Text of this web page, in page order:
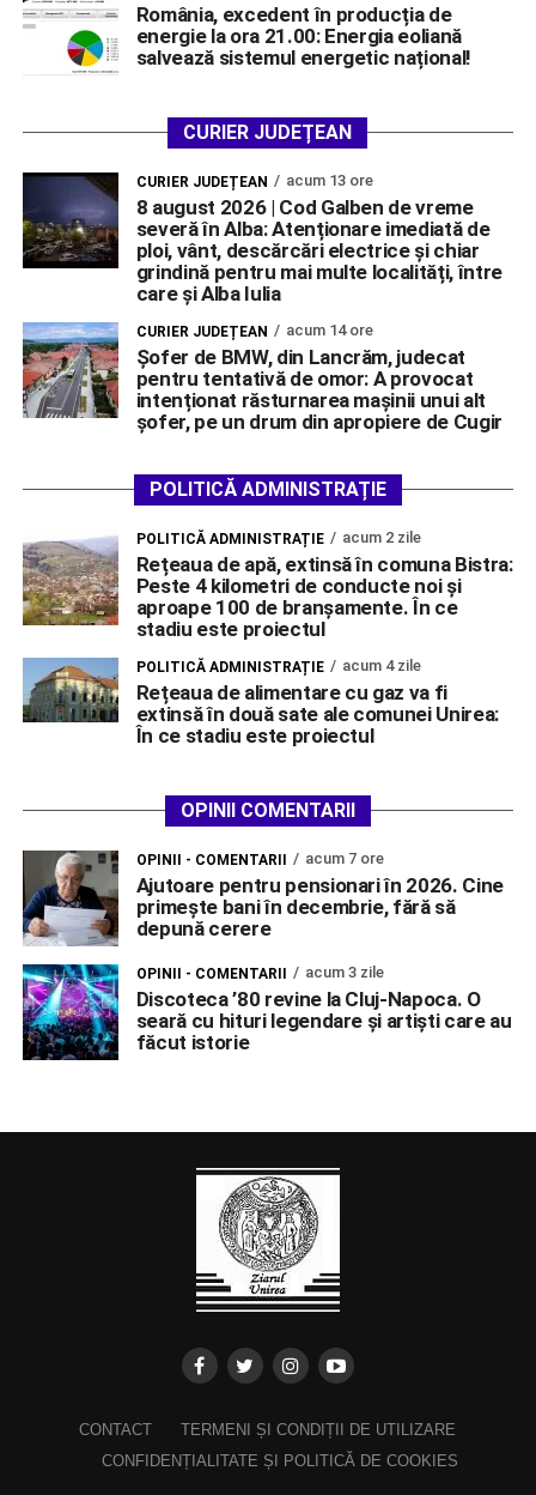
România, excedent în producția de
energie la ora 21.00: Energia eoliană
salvează sistemul energetic național!
CURIER JUDEȚEAN
CURIER JUDEȚEAN acum 13 ore
8 august 2026 | Cod Galben de vreme
severă în Alba: Atenționare imediată de
ploi, vânt, descărcări electrice și chiar
grindină pentru mai multe localități, între
care și Alba Iulia
CURIER JUDEȚEAN acum 14 ore
Șofer de BMW, din Lancrăm, judecat
pentru tentativă de omor: A provocat
intenționat răsturnarea mașinii unui alt
șofer, pe un drum din apropiere de Cugir
POLITICĂ ADMINISTRAȚIE
POLITICĂ ADMINISTRAȚIE acum 2 zile
Rețeaua de apă, extinsă în comuna Bistra:
Peste 4 kilometri de conducte noi și
aproape 100 de branșamente. În ce
stadiu este proiectul
POLITICĂ ADMINISTRAȚIE acum 4 zile
Rețeaua de alimentare cu gaz va fi
extinsă în două sate ale comunei Unirea:
În ce stadiu este proiectul
OPINII COMENTARII
OPINII - COMENTARII acum 7 ore
Ajutoare pentru pensionari în 2026. Cine
primește bani în decembrie, fără să
depună cerere
OPINII - COMENTARII acum 3 zile
Discoteca ’80 revine la Cluj-Napoca. O
seară cu hituri legendare și artiști care au
făcut istorie
CONTACT
TERMENI ȘI CONDIȚII DE UTILIZARE
CONFIDENȚIALITATE ȘI POLITICĂ DE COOKIES